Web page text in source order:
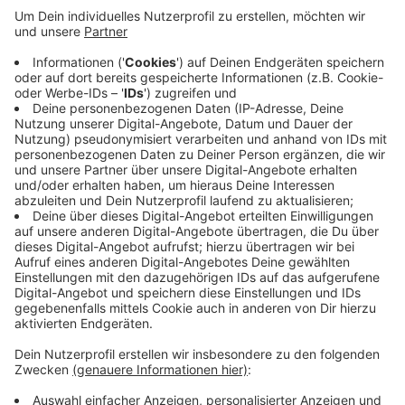
Mit den Tests kann herausgefunden werden, ob man
an einer sexuell übertragenen Krankheit leidet. Ein
Angebot, das vergangenes Jahr viele Krefelder
genutzt haben. Jetzt wollen die Aids-Hilfe, das
Gesundheitsamt und der Sozialdienst Katholischer
Frauen die Aktion wiederholen. Die Tests werden unter
anderem ab 14 Uhr auf dem Neumarkt angeboten.
Neben den Tests kann man sich auch rund um sexuell
übertragbare Krankheiten informieren und beraten
lassen.
Anzeige